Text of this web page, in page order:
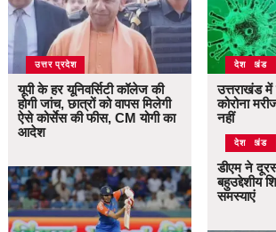
उत्तर प्रदेश
यूपी के हर यूनिवर्सिटी कॉलेज की
होगी जांच, छात्रों को वापस मिलेगी
ऐसे कोर्सेस की फीस, CM योगी का
आदेश
उत्तराखंड
देश
उत्तराखंड
कोरोना
नहीं
उत्तराखंड
देश
डीएम ने
बहुउद्देशीय
समस्याएं